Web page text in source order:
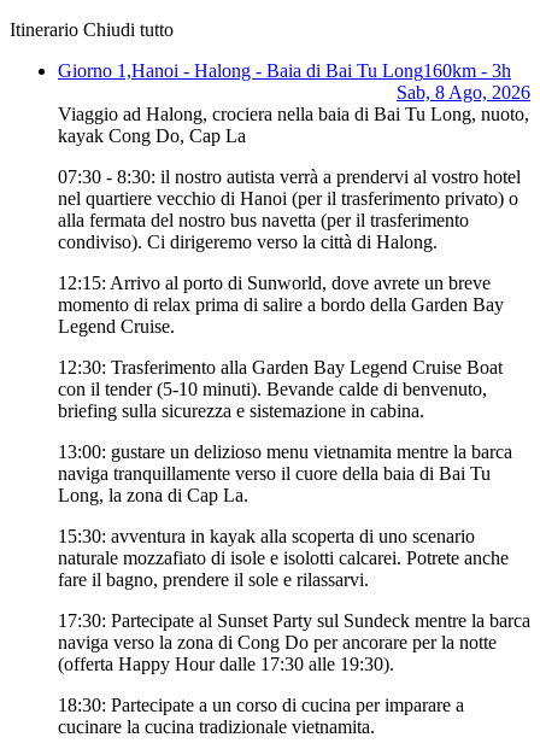
Itinerario Chiudi tutto
Giorno 1,Hanoi - Halong - Baia di Bai Tu Long160km - 3h
Sab, 8 Ago, 2026
Viaggio ad Halong, crociera nella baia di Bai Tu Long, nuoto,
kayak Cong Do, Cap La
07:30 - 8:30: il nostro autista verrà a prendervi al vostro hotel
nel quartiere vecchio di Hanoi (per il trasferimento privato) o
alla fermata del nostro bus navetta (per il trasferimento
condiviso). Ci dirigeremo verso la città di Halong.
12:15: Arrivo al porto di Sunworld, dove avrete un breve
momento di relax prima di salire a bordo della Garden Bay
Legend Cruise.
12:30: Trasferimento alla Garden Bay Legend Cruise Boat
con il tender (5-10 minuti). Bevande calde di benvenuto,
briefing sulla sicurezza e sistemazione in cabina.
13:00: gustare un delizioso menu vietnamita mentre la barca
naviga tranquillamente verso il cuore della baia di Bai Tu
Long, la zona di Cap La.
15:30: avventura in kayak alla scoperta di uno scenario
naturale mozzafiato di isole e isolotti calcarei. Potrete anche
fare il bagno, prendere il sole e rilassarvi.
17:30: Partecipate al Sunset Party sul Sundeck mentre la barca
naviga verso la zona di Cong Do per ancorare per la notte
(offerta Happy Hour dalle 17:30 alle 19:30).
18:30: Partecipate a un corso di cucina per imparare a
cucinare la cucina tradizionale vietnamita.